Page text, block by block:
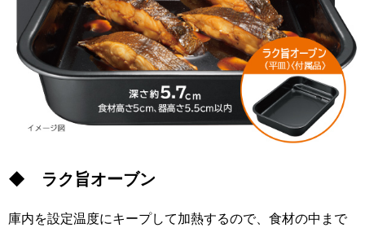
◆ ラク旨オーブン
庫内を設定温度にキープして加熱するので、食材の中まで